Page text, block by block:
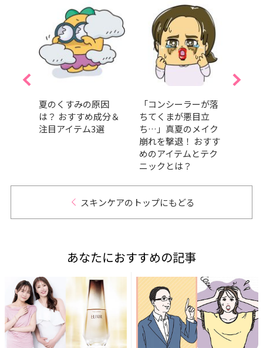
夏のくすみの原因
は？ おすすめ成分＆
注目アイテム3選
「コンシーラーが落
ちてくまが悪目立
ち…」真夏のメイク
崩れを撃退！ おすす
めのアイテムとテク
ニックとは？
スキンケアのトップにもどる
あなたにおすすめの記事